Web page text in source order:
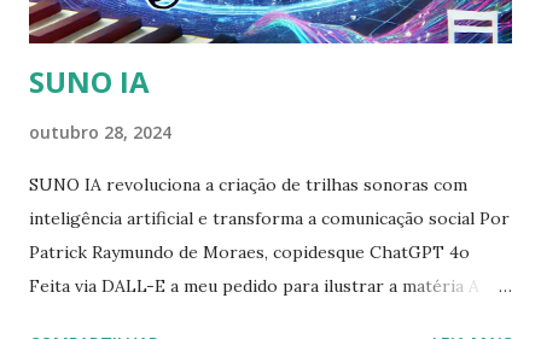
SUNO IA
outubro 28, 2024
SUNO IA revoluciona a criação de trilhas sonoras com
inteligência artificial e transforma a comunicação social Por
Patrick Raymundo de Moraes, copidesque ChatGPT 4o
Feita via DALL-E a meu pedido para ilustrar a matéria A